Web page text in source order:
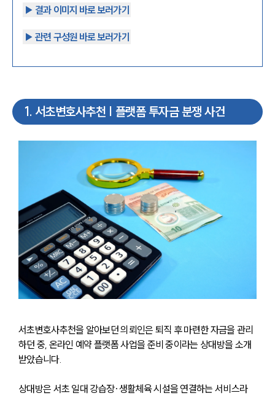
▶︎ 결과 이미지 바로 보러가기
▶︎ 관련 구성원 바로 보러가기
1. 서초변호사추천 | 플랫폼 투자금 분쟁 사건
서초변호사추천을 알아보던 의뢰인은 퇴직 후 마련한 자금을 관리
하던 중, 온라인 예약 플랫폼 사업을 준비 중이라는 상대방을 소개
받았습니다.
상대방은 서초 일대 강습장·생활체육 시설을 연결하는 서비스라